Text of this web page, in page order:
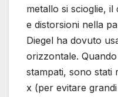
metallo si scioglie,
e distorsioni nella
Diegel ha dovuto
orizzontale.
stampati, sono stati
x (per evitare